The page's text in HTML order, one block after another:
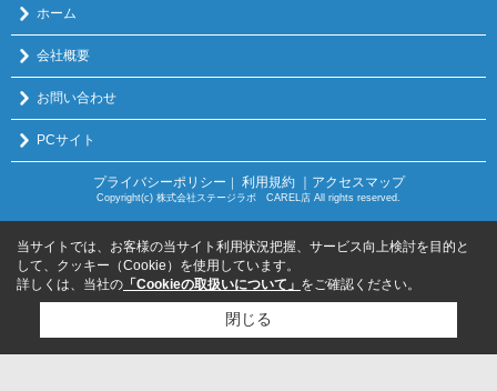
ホーム
会社概要
お問い合わせ
PCサイト
プライバシーポリシー ｜ 利用規約 ｜アクセスマップ
Copyright(c) 株式会社ステージラボ CAREL店 All rights reserved.
当サイトでは、お客様の当サイト利用状況把握、サービス向上検討を目的と
して、クッキー（Cookie）を使用しています。
詳しくは、当社の 「Cookieの取扱いについて」 をご確認ください。
閉じる